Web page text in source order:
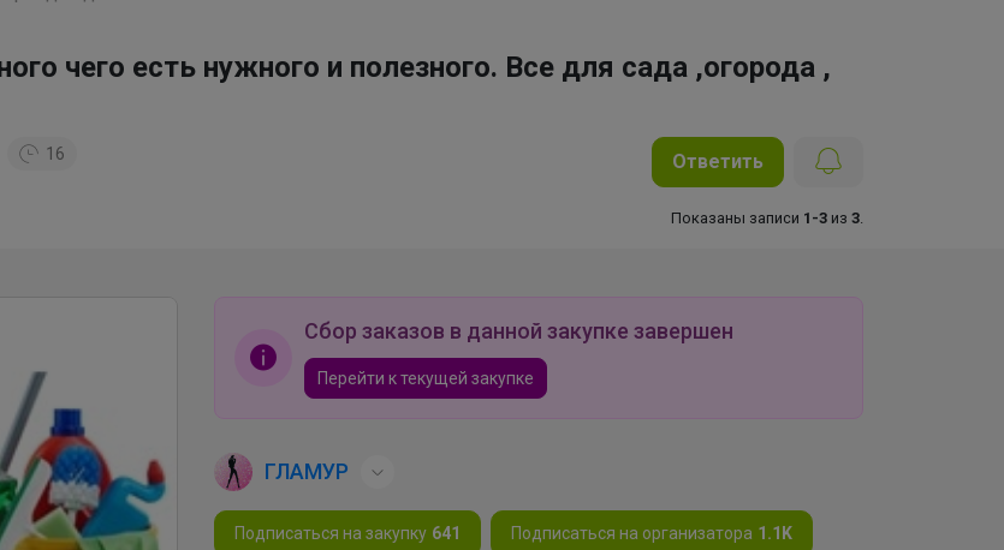
чего есть нужного и полезного. Все для сада ,огорода ,
16 Ответить
Показаны записи 1-3 из 3
Сбор заказов в данной закупке завершен
Перейти к текущей закупке
ГЛАМУР
Подписаться на закупку 641 Подписаться на организатора 1.1K